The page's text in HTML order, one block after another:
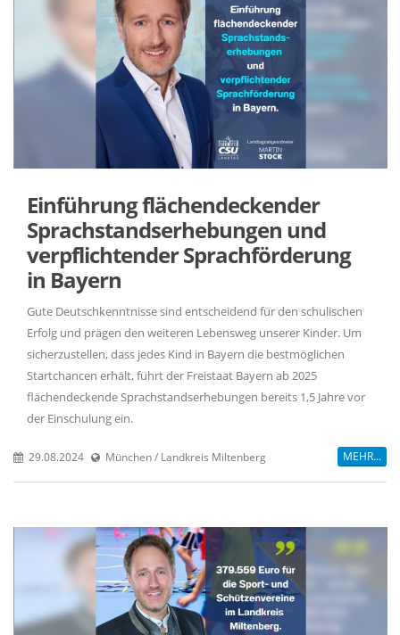
Einführung flächendeckender
Sprachstandserhebungen und
verpflichtender Sprachförderung
in Bayern
Gute Deutschkenntnisse sind entscheidend für den schulischen
Erfolg und prägen den weiteren Lebensweg unserer Kinder. Um
sicherzustellen, dass jedes Kind in Bayern die bestmöglichen
Startchancen erhält, führt der Freistaat Bayern ab 2025
flächendeckende Sprachstandserhebungen bereits 1,5 Jahre vor
der Einschulung ein.
29.08.2024 München / Landkreis Miltenberg MEHR...